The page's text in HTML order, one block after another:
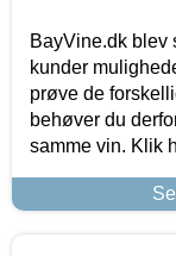
BayVine.dk blev
kunder
prøve de
behøver du
samme vin. Klik